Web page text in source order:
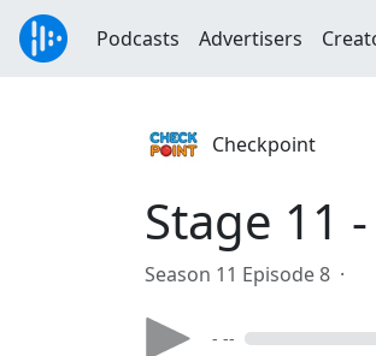
Podcasts Advertisers
Checkpoint
Stage 11
Season 11 Episode 8 ·
- --